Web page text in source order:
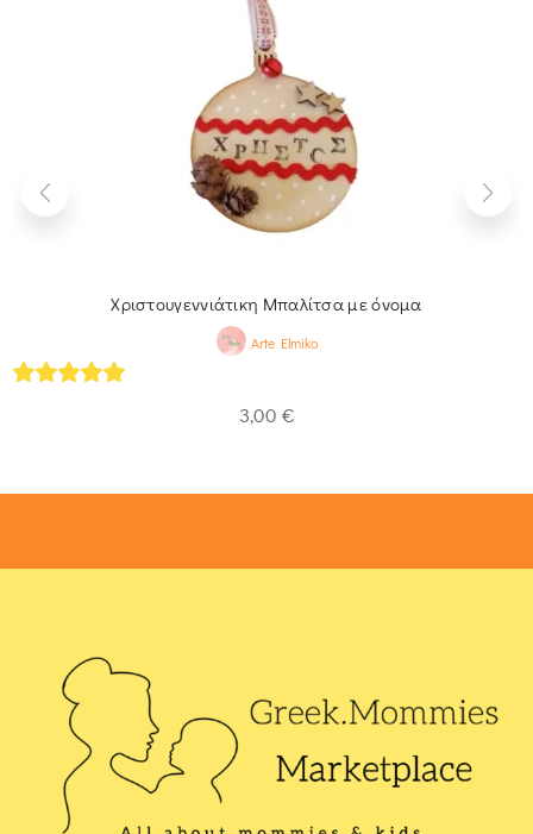
Χριστουγεννιάτικη Μπαλίτσα με όνομα
Arte Elmiko
3,00 €